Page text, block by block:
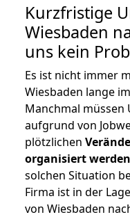
Kurzfristige
Wiesbaden
uns kein
Es ist nicht immer
Wiesbaden lange
Manchmal müssen
aufgrund von
plötzlichen
organisiert werden
solchen Situation
Firma ist in der
von Wiesbaden